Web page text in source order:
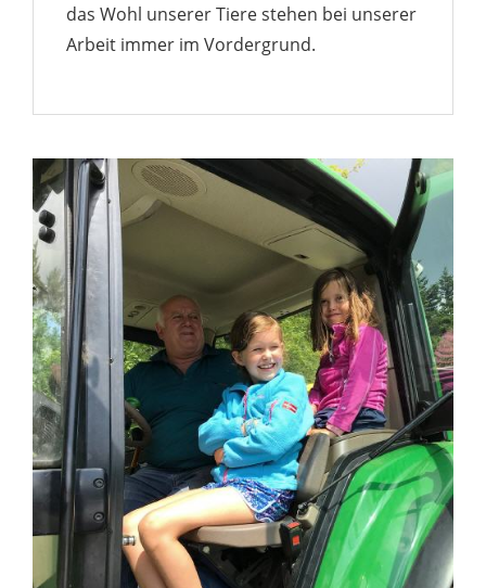
das Wohl unserer Tiere stehen bei unserer
Arbeit immer im Vordergrund.